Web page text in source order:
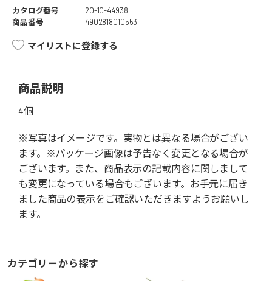
カタログ番号
20-10-44938
商品番号
4902818010553
マイリストに登録する
商品説明
4個
※写真はイメージです。実物とは異なる場合がござい
ます。※パッケージ画像は予告なく変更となる場合が
ございます。また、商品表示の記載内容に関しまして
も変更になっている場合もございます。お手元に届き
ました商品の表示をご確認いただきますようお願いし
ます。
カテゴリーから探す